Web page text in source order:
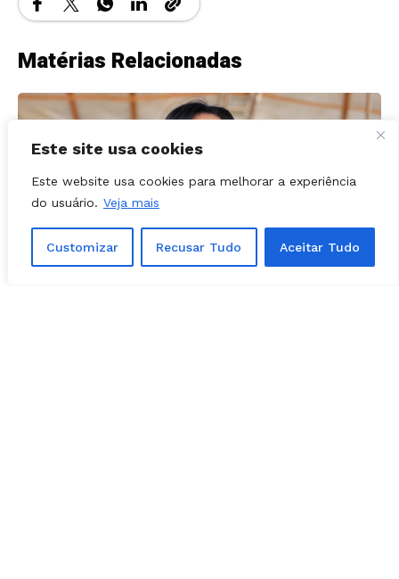
Este site usa cookies
Este website usa cookies para melhorar a experiência
do usuário. Veja mais
Customizar Recusar Tudo Aceitar Tudo